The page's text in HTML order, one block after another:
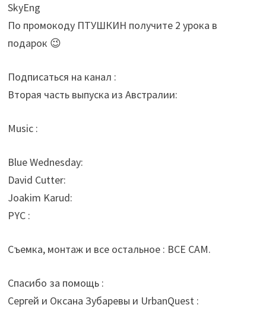
SkyEng
По промокоду ПТУШКИН получите 2 урока в
подарок 😉
Подписаться на канал :
Вторая часть выпуска из Австралии:
Music :
Blue Wednesday:
David Cutter:
Joakim Karud:
PYC :
Съемка, монтаж и все остальное : ВСЕ САМ.
Спасибо за помощь :
Сергей и Оксана Зубаревы и UrbanQuest :